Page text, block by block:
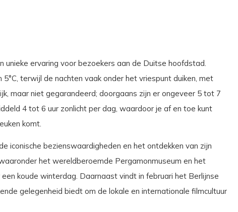
unieke ervaring voor bezoekers aan de Duitse hoofdstad.
terwijl de nachten vaak onder het vriespunt duiken, met
maar niet gegarandeerd; doorgaans zijn er ongeveer 5 tot 7
4 tot 6 uur zonlicht per dag, waardoor je af en toe kunt
komt.
iconische bezienswaardigheden en het ontdekken van zijn
het wereldberoemde Pergamonmuseum en het
koude winterdag. Daarnaast vindt in februari het Berlijnse
gelegenheid biedt om de lokale en internationale filmcultuur